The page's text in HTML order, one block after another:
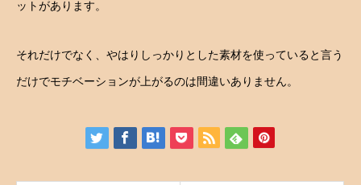
ットがあります。
それだけでなく、やはりしっかりとした素材を使っていると言う
だけでモチベーションが上がるのは間違いありません。